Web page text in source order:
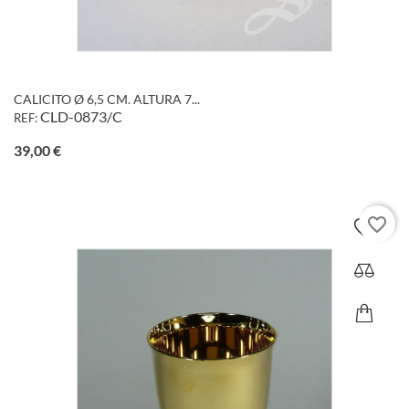
CALICITO Ø 6,5 CM. ALTURA 7...
REF:CLD-0873/C
39,00 €Precio
favorite_border